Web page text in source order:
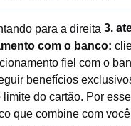
3.
com o banco:
fiel com o
benefícios
limite do cartão. Por
que combine com